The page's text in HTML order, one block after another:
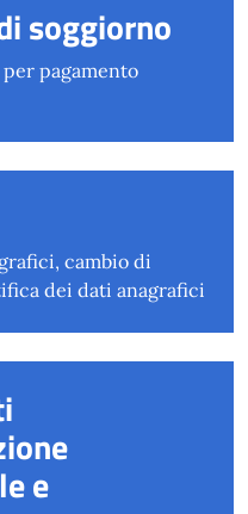
soggiorno
per pagamento
cambio di
dei dati anagrafici
e